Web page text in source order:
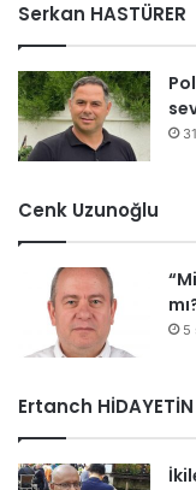
Serkan HASTÜRER
Cenk Uzunoğlu
5
Ertanch HİDAYETİN